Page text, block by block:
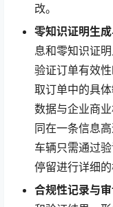
改。
零知识证明生
息和零知识证
验证订单有效
取订单中的具
数据与企业商
同在一条信息
车辆只需通过
停留进行详细的
合规性记录与